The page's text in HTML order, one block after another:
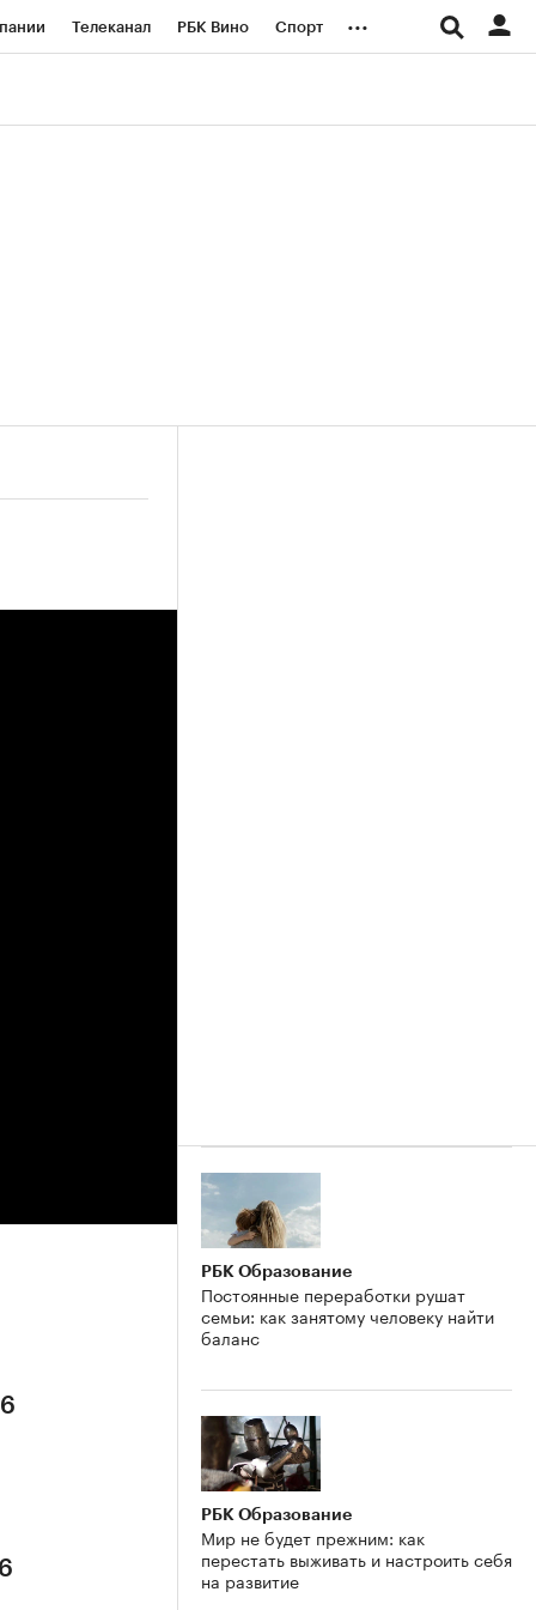
Телеканал РБК Вино Спорт ...
РБК Образование
Постоянные переработки рушат
семьи: как занятому человеку найти
баланс
РБК Образование
Мир не будет прежним: как
перестать выживать и настроить себя
на развитие